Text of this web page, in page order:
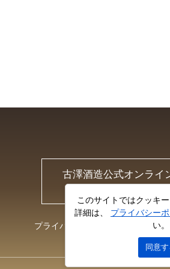
古澤酒造公式オンライ
プライバシーポリシー
このサイトではクッキ
詳細は、 プライバシー
い。
同意